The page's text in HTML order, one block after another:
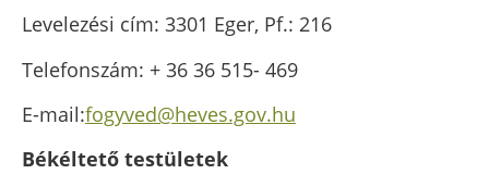
Levelezési cím: 3301 Eger, Pf.: 216
Telefonszám: + 36 36 515- 469
E-mail:fogyved@heves.gov.hu
Békéltető testületek